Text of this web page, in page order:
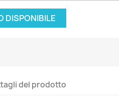
DISPONIBILE
del prodotto